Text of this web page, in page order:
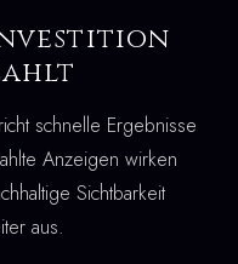
schnelle Ergebnisse
Anzeigen wirken
Sichtbarkeit
aus.